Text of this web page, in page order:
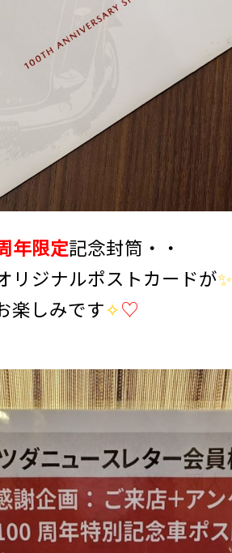
年限定記念封筒・・
リジナルポストカードが✨
楽しみです✧♡